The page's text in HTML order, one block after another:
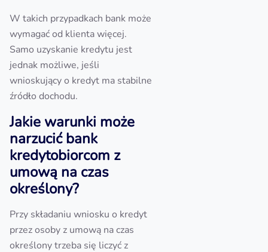
W takich przypadkach bank może
wymagać od klienta więcej.
Samo uzyskanie kredytu jest
jednak możliwe, jeśli
wnioskujący o kredyt ma stabilne
źródło dochodu.
Jakie warunki może
narzucić bank
kredytobiorcom z
umową na czas
określony?
Przy składaniu wniosku o kredyt
przez osoby z umową na czas
określony trzeba się liczyć z